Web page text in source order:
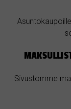
Sivustomme